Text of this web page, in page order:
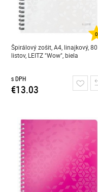
0
Špirálový zošit, A4, linajkový, 80
listov, LEITZ "Wow", biela
s DPH
€13.03